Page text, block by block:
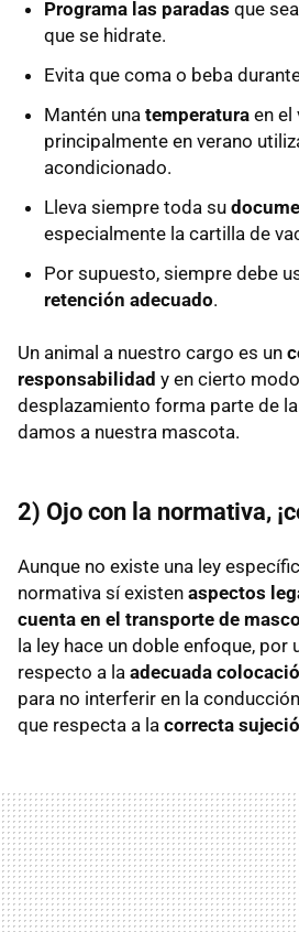
Programa las paradas que
que se hidrate.
Evita que coma o beba
Mantén una temperatura en el
principalmente en verano
acondicionado.
Lleva siempre toda su
especialmente la cartilla de
Por supuesto, siempre debe
retención adecuado.
Un animal a nuestro cargo es un
responsabilidad y en cierto
desplazamiento forma parte de
damos a nuestra mascota.
2) Ojo con la normativa,
Aunque no existe una ley
normativa sí existen aspectos
cuenta en el transporte de
la ley hace un doble enfoque, por
respecto a la adecuada
para no interferir en la
que respecta a la correcta